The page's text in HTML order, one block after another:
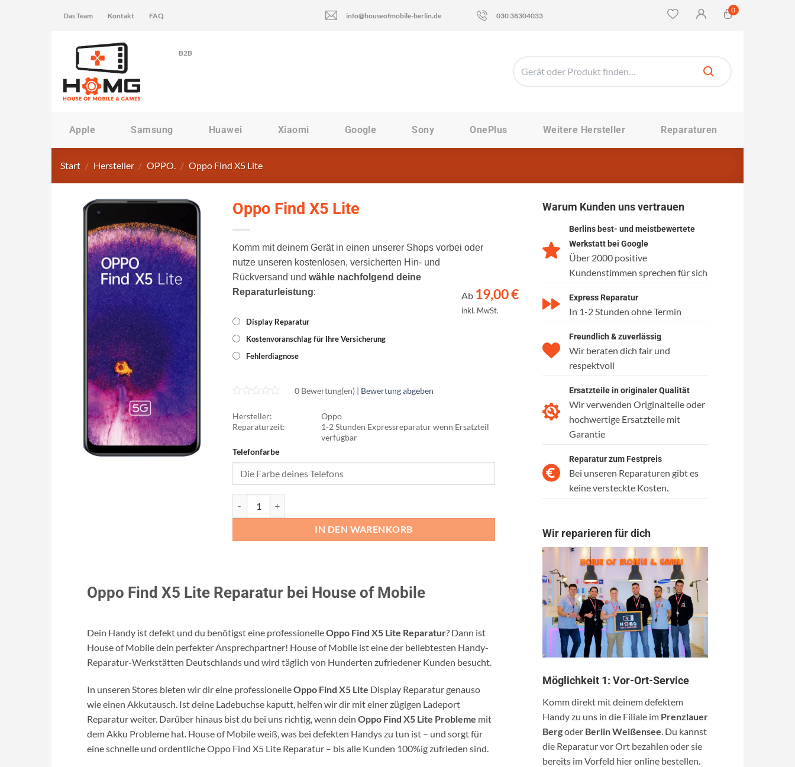
Inhalt
Das Team Kontakt FAQ
B2B
info@houseofmobile-berlin.de 030 38304033
0
Apple Samsung Huawei Xiaomi Google Sony OnePlus Weitere Hersteller Reparaturen
Start / Hersteller / OPPO. / Oppo Find X5 Lite
Oppo Find X5 Lite
Komm mit deinem Gerät in einen unserer Shops vorbei oder
nutze unseren kostenlosen, versicherten Hin- und
Rückversand und wähle nachfolgend deine
Reparaturleistung:
Display Reparatur
Kostenvoranschlag für Ihre Versicherung
Fehlerdiagnose
0 Bewertung(en) | Bewertung abgeben
Hersteller:
Oppo
Reparaturzeit:
1-2 Stunden Expressreparatur wenn Ersatzteil
verfügbar
Telefonfarbe
IN DEN WARENKORB
Ab 19,00€
inkl. MwSt.
Oppo Find X5 Lite Reparatur bei House of Mobile
Dein Handy ist defekt und du benötigst eine professionelleOppo Find X5 Lite Reparatur? Dann ist
House of Mobile dein perfekter Ansprechpartner! House of Mobile ist eine der beliebtesten Handy-
Reparatur-Werkstätten Deutschlands und wird täglich von Hunderten zufriedener Kunden besucht.
In unseren Stores bieten wir dir eine professionelleOppo Find X5 Lite Display Reparatur genauso
wie einen Akkutausch. Ist deine Ladebuchse kaputt, helfen wir dir mit einer zügigen Ladeport
Reparatur weiter. Darüber hinaus bist du bei uns richtig, wenn dein Oppo Find X5 Lite Probleme mit
dem Akku Probleme hat. House of Mobile weiß, was bei defekten Handys zu tun ist – und sorgt für
eine schnelle und ordentliche Oppo Find X5 Lite Reparatur – bis alle Kunden 100%ig zufrieden sind.
Warum Kunden uns vertrauen
Berlins best- und meistbewertete
Werkstatt bei Google
Über 2000 positive
Kundenstimmen sprechen für sich
Express Reparatur
In 1-2 Stunden ohne Termin
Freundlich & zuverlässig
Wir beraten dich fair und
respektvoll
Ersatzteile in originaler Qualität
Wir verwenden Originalteile oder
hochwertige Ersatzteile mit
Garantie
Reparatur zum Festpreis
Bei unseren Reparaturen gibt es
keine versteckte Kosten.
Wir reparieren für dich
Möglichkeit 1: Vor-Ort-Service
Komm direkt mit deinem defektem
Handy zu uns in die Filiale im Prenzlauer
Bergoder Berlin Weißensee . Du kannst
die Reparatur vor Ort bezahlen oder sie
bereits im Vorfeld hier online bestellen.